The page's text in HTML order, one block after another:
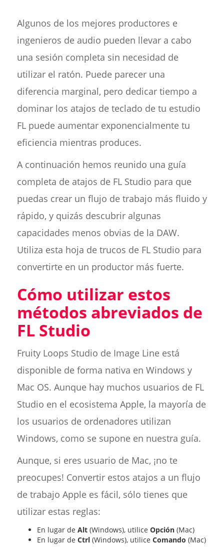
Algunos de los mejores productores e
ingenieros de audio pueden llevar a cabo
una sesión completa sin necesidad de
utilizar el ratón. Puede parecer una
diferencia marginal, pero dedicar tiempo a
dominar los atajos de teclado de tu estudio
FL puede aumentar exponencialmente tu
eficiencia mientras produces.
A continuación hemos reunido una guía
completa de atajos de FL Studio para que
puedas crear un flujo de trabajo más fluido y
rápido, y quizás descubrir algunas
capacidades menos obvias de la DAW.
Utiliza esta hoja de trucos de FL Studio para
convertirte en un productor más fuerte.
Cómo utilizar estos
métodos abreviados de
FL Studio
Fruity Loops Studio de Image Line está
disponible de forma nativa en Windows y
Mac OS. Aunque hay muchos usuarios de FL
Studio en el ecosistema Apple, la mayoría de
los usuarios de ordenadores utilizan
Windows, como se supone en nuestra guía.
Aunque, si eres usuario de Mac, ¡no te
preocupes! Convertir estos atajos a un flujo
de trabajo Apple es fácil, sólo tienes que
utilizar estas reglas:
En lugar de Alt(Windows), utilice Opción(Mac)
En lugar de Ctrl(Windows), utilice Comando (Mac)